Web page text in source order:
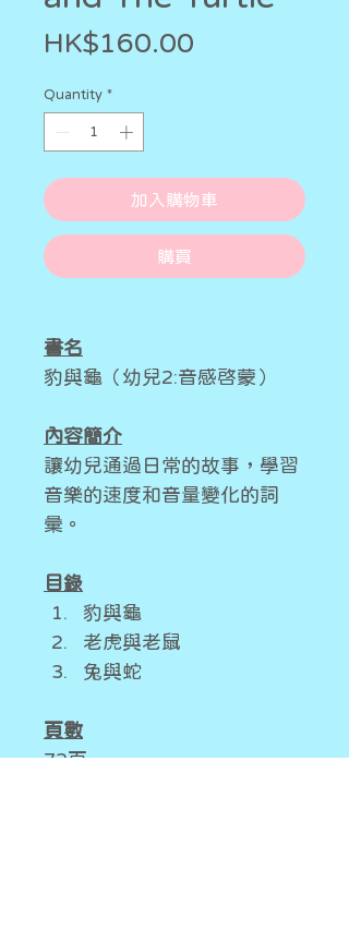
HK$160.00
Quantity *
加入購物車
購買
書名
豹與龜（幼兒2:音感啓蒙）
內容簡介
讓幼兒通過日常的故事，學習
音樂的速度和音量變化的詞
彙。
目錄
豹與龜
老虎與老鼠
兔與蛇
頁數
72頁